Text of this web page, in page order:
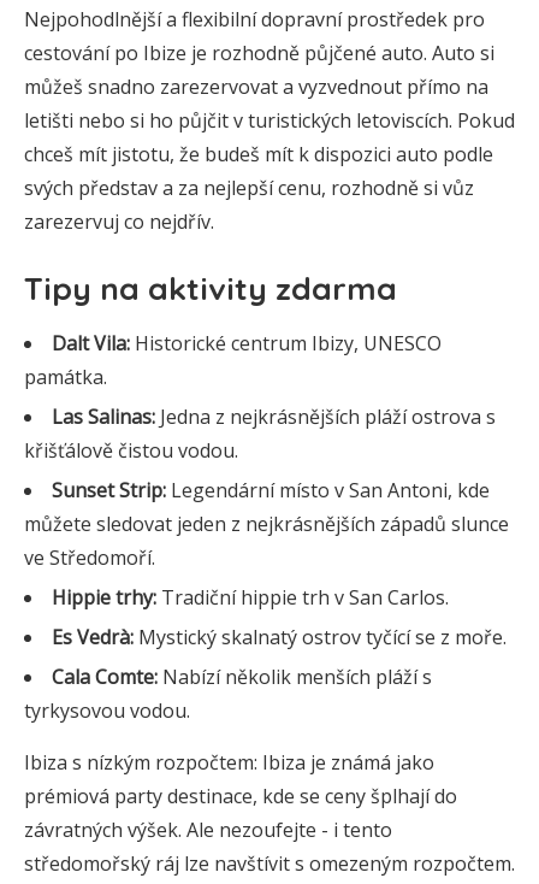
Nejpohodlnější a flexibilní dopravní prostředek pro
cestování po Ibize je rozhodně půjčené auto. Auto si
můžeš snadno zarezervovat a vyzvednout přímo na
letišti nebo si ho půjčit v turistických letoviscích. Pokud
chceš mít jistotu, že budeš mít k dispozici auto podle
svých představ a za nejlepší cenu, rozhodně si vůz
zarezervuj co nejdřív.
Tipy na aktivity zdarma
Dalt Vila: Historické centrum Ibizy, UNESCO
památka.
Las Salinas: Jedna z nejkrásnějších pláží ostrova s
křišťálově čistou vodou.
Sunset Strip: Legendární místo v San Antoni, kde
můžete sledovat jeden z nejkrásnějších západů slunce
ve Středomoří.
Hippie trhy: Tradiční hippie trh v San Carlos.
Es Vedrà: Mystický skalnatý ostrov tyčící se z moře.
Cala Comte: Nabízí několik menších pláží s
tyrkysovou vodou.
Ibiza s nízkým rozpočtem: Ibiza je známá jako
prémiová party destinace, kde se ceny šplhají do
závratných výšek. Ale nezoufejte - i tento
středomořský ráj lze navštívit s omezeným rozpočtem.